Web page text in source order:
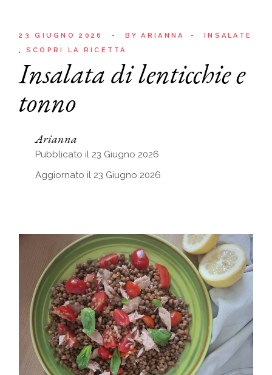
23 GIUGNO 2026 BY ARIANNA
INSALATE
SCOPRI LA RICETTA
Insalata di lenticchie e
tonno
Arianna
Pubblicato il 23 Giugno 2026
Aggiornato il 23 Giugno 2026